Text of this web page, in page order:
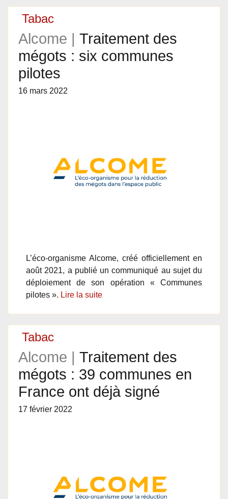
Tabac
Alcome | Traitement des
mégots : six communes
pilotes
16 mars 2022
L’éco-organisme Alcome, créé officiellement en
août 2021, a publié un communiqué au sujet du
déploiement de son opération « Communes
pilotes ». Lire la suite
Tabac
Alcome | Traitement des
mégots : 39 communes en
France ont déjà signé
17 février 2022